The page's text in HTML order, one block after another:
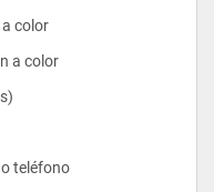
a color
a color
teléfono